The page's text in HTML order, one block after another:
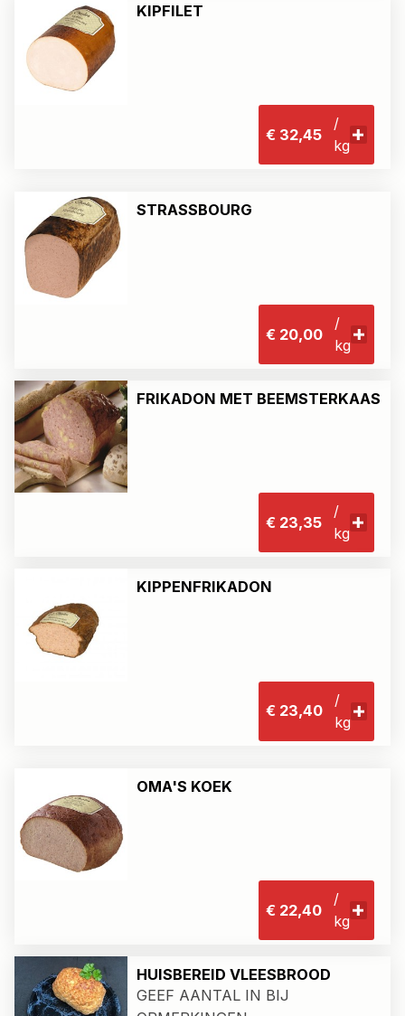
KIPFILET
€ 32,45
/
kg
STRASSBOURG
€ 20,00
/
kg
FRIKADON MET BEEMSTERKAAS
€ 23,35
/
kg
KIPPENFRIKADON
€ 23,40
/
kg
OMA'S KOEK
€ 22,40
/
kg
HUISBEREID VLEESBROOD
GEEF AANTAL IN BIJ